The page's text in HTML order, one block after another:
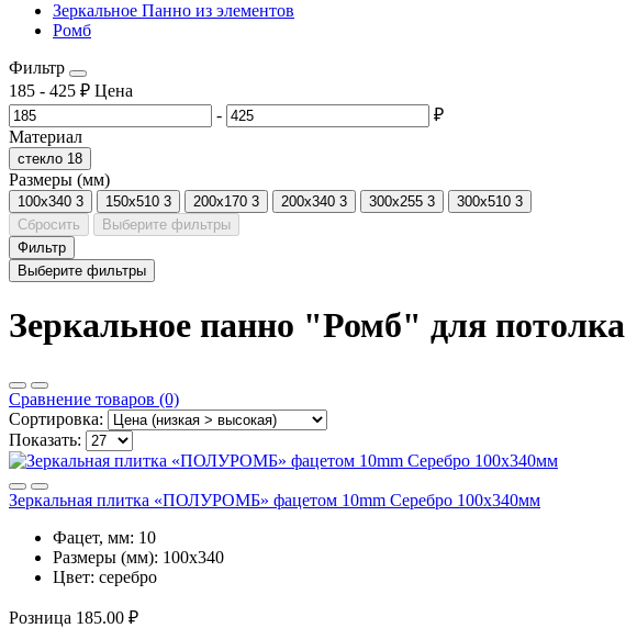
Зеркальное Панно из элементов
Ромб
Фильтр
185 - 425 ₽ Цена
-
₽
Материал
стекло 18
Размеры (мм)
100х340 3 150х510 3 200х170 3 200х340 3 300х255 3 300х510 3
Сбросить
Выберите фильтры
Фильтр
Выберите фильтры
Зеркальное панно "Ромб" для потолка
Сравнение товаров (0)
Сортировка:
Показать:
Зеркальная плитка «ПОЛУРОМБ» фацетом 10mm Серебро 100х340мм
Фацет, мм: 10
Размеры (мм): 100х340
Цвет: серебро
Розница 185.00 ₽